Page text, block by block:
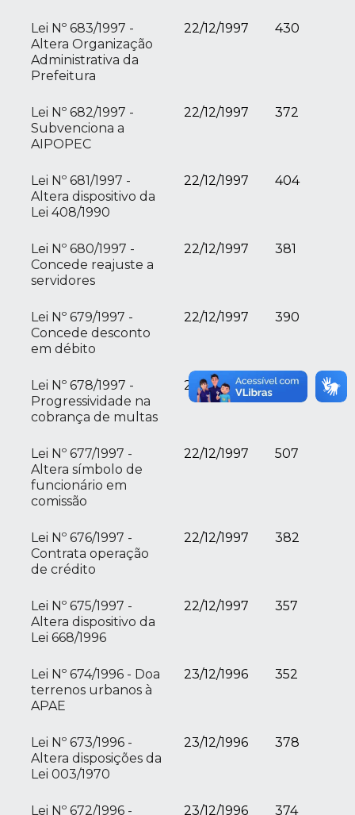
Lei Nº 683/1997 -
Altera Organização
Administrativa da
Prefeitura
22/12/1997 430
Lei Nº 682/1997 -
Subvenciona a
AIPOPEC
22/12/1997 372
Lei Nº 681/1997 -
Altera dispositivo da
Lei 408/1990
22/12/1997 404
Lei Nº 680/1997 -
Concede reajuste a
servidores
22/12/1997 381
Lei Nº 679/1997 -
Concede desconto
em débito
22/12/1997 390
Lei Nº 678/1997 -
Progressividade na
cobrança de multas
22/12/1997 370
Lei Nº 677/1997 -
Altera símbolo de
funcionário em
comissão
22/12/1997 507
Lei Nº 676/1997 -
Contrata operação
de crédito
22/12/1997 382
Lei Nº 675/1997 -
Altera dispositivo da
Lei 668/1996
22/12/1997 357
Lei Nº 674/1996 - Doa
terrenos urbanos à
APAE
23/12/1996 352
Lei Nº 673/1996 -
Altera disposições da
Lei 003/1970
23/12/1996 378
Lei Nº 672/1996 - 23/12/1996 374